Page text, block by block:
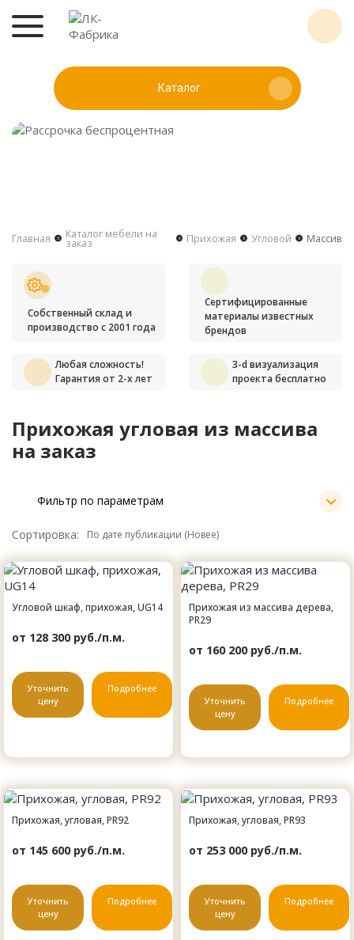
Каталог
Главная Каталог мебели на
заказ Прихожая Угловой Массив
Собственный склад и
производство с 2001 года
Сертифицированные
материалы известных
брендов
Любая сложность!
Гарантия от 2-х лет
3-d визуализация
проекта бесплатно
Прихожая угловая из массива
на заказ
Фильтр по параметрам
Сортировка:
Угловой шкаф, прихожая, UG14
от 128 300 руб./п.м.
Уточнить
цену
Подробнее
Прихожая из массива дерева,
PR29
от 160 200 руб./п.м.
Уточнить
цену
Подробнее
Прихожая, угловая, PR92
от 145 600 руб./п.м.
Уточнить
цену
Подробнее
Прихожая, угловая, PR93
от 253 000 руб./п.м.
Уточнить
цену
Подробнее